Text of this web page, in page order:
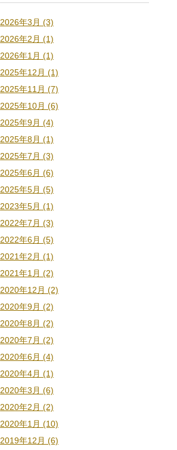
2026年3月 (3)
2026年2月 (1)
2026年1月 (1)
2025年12月 (1)
2025年11月 (7)
2025年10月 (6)
2025年9月 (4)
2025年8月 (1)
2025年7月 (3)
2025年6月 (6)
2025年5月 (5)
2023年5月 (1)
2022年7月 (3)
2022年6月 (5)
2021年2月 (1)
2021年1月 (2)
2020年12月 (2)
2020年9月 (2)
2020年8月 (2)
2020年7月 (2)
2020年6月 (4)
2020年4月 (1)
2020年3月 (6)
2020年2月 (2)
2020年1月 (10)
2019年12月 (6)